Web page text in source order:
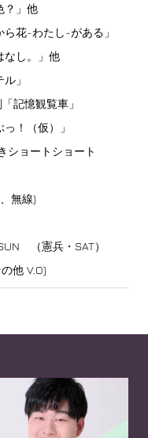
？」他
花-わたし-がある」
し。」他
」
記憶観覧車」
！（仮）」
ショートショート
無線)
（憲兵・SAT）
他 V.O)